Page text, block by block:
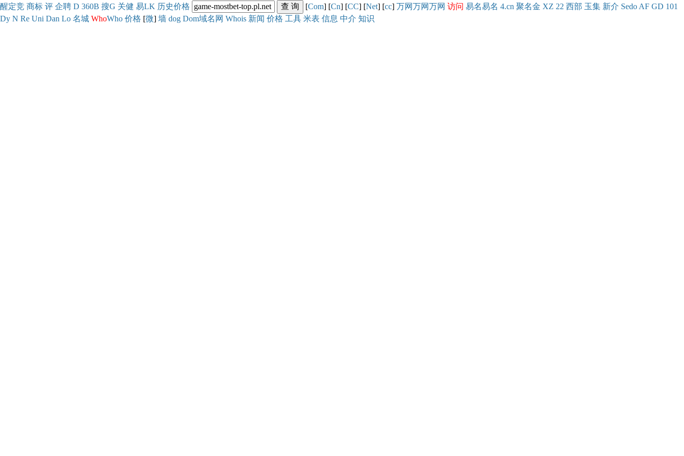
醒定竞 商标 评 企聘 D 360B 搜G 关健 易LK 历史价格 [Com] [Cn] [CC] [Net] [cc] 万网万网万网 访问 易名易名 4.cn 聚名金 XZ 22 西部 玉集 新介 Sedo AF GD 101
Dy N Re Uni Dan Lo 名城 WhoWho 价格 [微] 墙 dog Dom域名网 Whois 新闻 价格 工具 米表 信息 中介 知识